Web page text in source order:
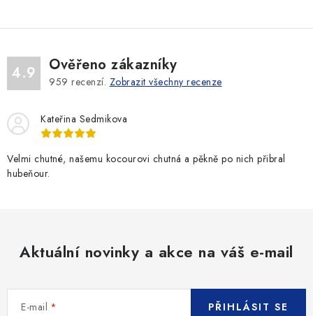
á
d
a
c
p
v
k
s
4.9 Ověřeno zákazníky
959 recenzí. Zobrazit všechny recenze
Kateřina Sedmikova
Velmi chutné, našemu kocourovi chutná a pěkně po nich přibral
hubeňour.
Aktuální novinky a akce na váš e-mail
E-mail PŘIHLÁSIT SE